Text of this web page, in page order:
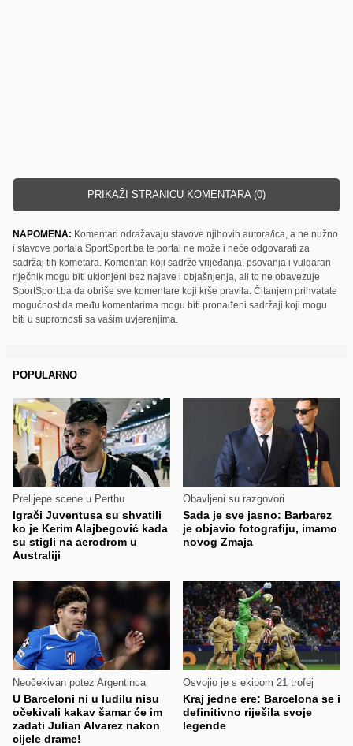
PRIKAŽI STRANICU KOMENTARA (0)
NAPOMENA: Komentari odražavaju stavove njihovih autora/ica, a ne nužno
i stavove portala SportSport.ba te portal ne može i neće odgovarati za
sadržaj tih kometara. Komentari koji sadrže vrijeđanja, psovanja i vulgaran
riječnik mogu biti uklonjeni bez najave i objašnjenja, ali to ne obavezuje
SportSport.ba da obriše sve komentare koji krše pravila. Čitanjem prihvatate
mogućnost da među komentarima mogu biti pronađeni sadržaji koji mogu
biti u suprotnosti sa vašim uvjerenjima.
POPULARNO
Prelijepe scene u Perthu
Igrači Juventusa su shvatili
ko je Kerim Alajbegović kada
su stigli na aerodrom u
Australiji
Obavljeni su razgovori
Sada je sve jasno: Barbarez
je objavio fotografiju, imamo
novog Zmaja
Neočekivan potez Argentinca
U Barceloni ni u ludilu nisu
očekivali kakav šamar će im
zadati Julian Alvarez nakon
cijele drame!
Osvojio je s ekipom 21 trofej
Kraj jedne ere: Barcelona se i
definitivno riješila svoje
legende